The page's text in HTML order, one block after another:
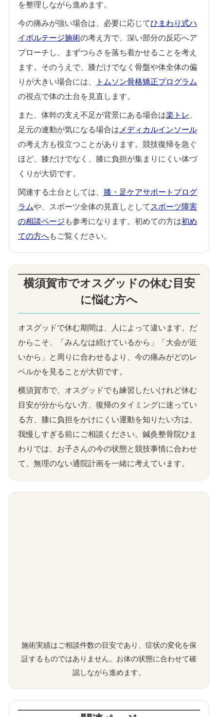
を整理しながら進めます。
今の痛みが強い場合は、必要に応じてひまわり式ハ
イボルテージ施術の考え方で、深い部分の反応へア
プローチし、まずつらさを落ち着かせることを考え
ます。そのうえで、膝だけでなく骨盤や体全体の偏
りが大きい場合には、
トムソン骨格矯正プログラム
の視点で体の土台を見直します。
また、体幹の支え不足が背景にある場合は楽トレ
足元の連動が気になる場合は メディカルインソール
の考え方も役立つことがあります。競技復帰を急ぐ
ほど、膝だけでなく、膝に負担が集まりにくい体づ
くりが大切です。
関連する土台としては、 膝・足ケアサポートプログ
ラムや、スポーツ全体の見直しとして スポーツ障害
の相談ページ も参考になります。初めての方は初め
ての方へもご覧ください。
横須賀市でオスグッドの休む目安
に悩む方へ
オスグッドで休む期間は、人によって違います。だ
からこそ、「みんなは続けているから」「大会が近
いから」と周りに合わせるより、今の痛みがどのレ
ベルかを見ることが大切です。
横須賀市で、オスグッドでも練習したいけれど休む
目安が分からない方、復帰のタイミングに迷ってい
る方、膝に負担をかけにくい運動を知りたい方は、
我慢しすぎる前にご相談ください。鍼灸整骨院ひま
わりでは、お子さんの今の状態と競技事情に合わせ
て、無理のない通院計画を一緒に考えています。
施術実績はご相談件数の目安であり、症状の変化を保
証するものではありません。お体の状態に合わせて確
認しながら進めます。